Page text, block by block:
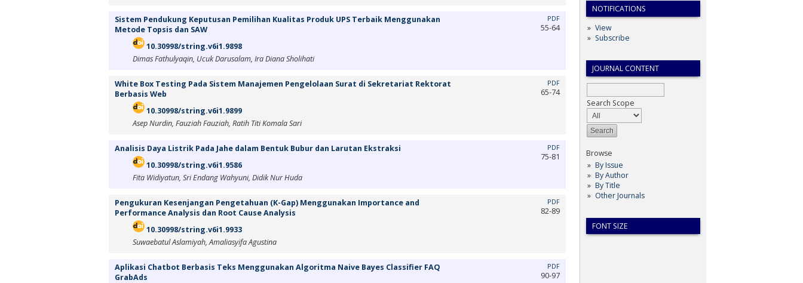
NOTIFICATIONS
View
Subscribe
JOURNAL CONTENT
Search Scope
Browse
By Issue
By Author
By Title
Other Journals
FONT SIZE
Sistem Pendukung Keputusan Pemilihan Kualitas Produk UPS Terbaik Menggunakan
Metode Topsis dan SAW
10.30998/string.v6i1.9898
Dimas Fathulyaqin, Ucuk Darusalam, Ira Diana Sholihati
PDF
55-64
White Box Testing Pada Sistem Manajemen Pengelolaan Surat di Sekretariat Rektorat
Berbasis Web
10.30998/string.v6i1.9899
Asep Nurdin, Fauziah Fauziah, Ratih Titi Komala Sari
PDF
65-74
Analisis Daya Listrik Pada Jahe dalam Bentuk Bubur dan Larutan Ekstraksi
10.30998/string.v6i1.9586
Fita Widiyatun, Sri Endang Wahyuni, Didik Nur Huda
PDF
75-81
Pengukuran Kesenjangan Pengetahuan (K-Gap) Menggunakan Importance and
Performance Analysis dan Root Cause Analysis
10.30998/string.v6i1.9933
Suwaebatul Aslamiyah, Amaliasyifa Agustina
PDF
82-89
Aplikasi Chatbot Berbasis Teks Menggunakan Algoritma Naive Bayes Classifier FAQ
GrabAds
PDF
90-97